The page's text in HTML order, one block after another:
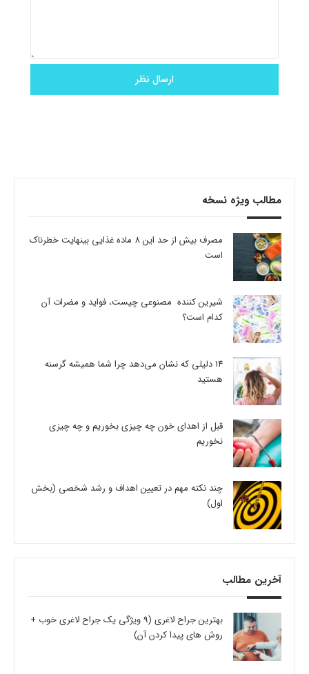
مطالب ویژه نسخه
مصرف بیش از حد این 8 ماده غذایی بینهایت خطرناک
است
شیرین کننده مصنوعی چیست، فواید و مضرات آن
کدام است؟
14 دلیلی که نشان می‌دهد چرا شما همیشه گرسنه
هستید
قبل از اهدای خون چه چیزی بخوریم و چه چیزی
نخوریم
چند نکته مهم در تعیین اهداف و رشد شخصی (بخش
اول)
آخرین مطالب
بهترین جراح لاغری (9 ویژگی یک جراح لاغری خوب +
روش های پیدا کردن آن)